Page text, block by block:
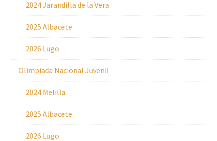
2024 Jarandilla de la Vera
2025 Albacete
2026 Lugo
Olimpiada Nacional Juvenil
2024 Melilla
2025 Albacete
2026 Lugo